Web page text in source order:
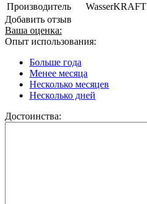
Производитель
WasserKRAFT
Добавить отзыв
Ваша оценка:
Опыт использования:
Больше года
Менее месяца
Несколько месяцев
Несколько дней
Достоинства: